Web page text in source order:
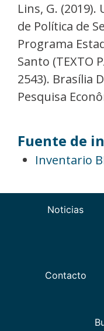
Lins, G.
de Política de
Programa
Santo (TEXTO
2543). Brasília
Pesquisa
Fuente de
Inventario